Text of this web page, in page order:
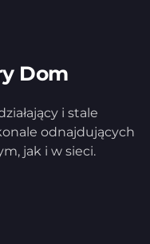
Dom
i stale
odnajdujących
jak i w sieci.